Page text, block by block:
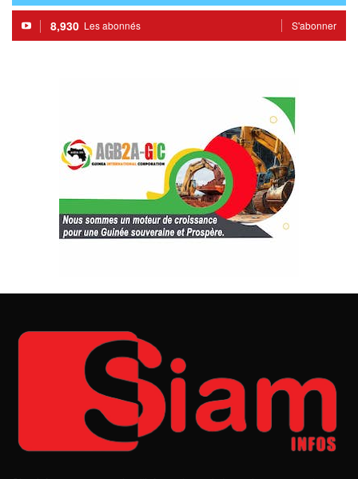
8,930 Les abonnés S'abonner